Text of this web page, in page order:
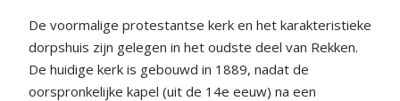
De voormalige protestantse kerk en het karakteristieke
dorpshuis zijn gelegen in het oudste deel van Rekken.
De huidige kerk is gebouwd in 1889, nadat de
oorspronkelijke kapel (uit de 14e eeuw) na een